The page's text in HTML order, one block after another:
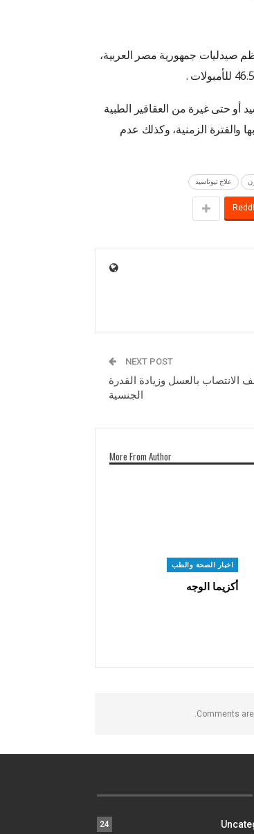
صيدليات جمهورية مصر العربية،
أو حتى غيرة من العقاقير الطبية
والفترة الزمنية، وكذلك عدم
علاج ثيوتاسيد
NEXT POST
الانتصاب بالعسل وزيادة القدرة
الجنسية
More From Author
اخبار الصحة والطب
أكزيما الوجه
Comments
24